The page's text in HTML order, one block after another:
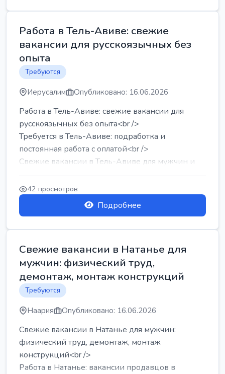
Работа в Тель-Авиве: свежие
вакансии для русскоязычных без
опыта
Требуются
Иерусалим Опубликовано: 16.06.2026
Работа в Тель-Авиве: свежие вакансии для
русскоязычных без опыта<br />
Требуется в Тель-Авиве: подработка и
постоянная работа с оплатой<br />
Свежие вакансии в Тель-Авиве для мужчин и
женщин от хозя...
42 просмотров
Подробнее
Свежие вакансии в Натанье для
мужчин: физический труд,
демонтаж, монтаж конструкций
Требуются
Наария Опубликовано: 16.06.2026
Свежие вакансии в Натанье для мужчин:
физический труд, демонтаж, монтаж
конструкций<br />
Работа в Натанье: вакансии продавцов в